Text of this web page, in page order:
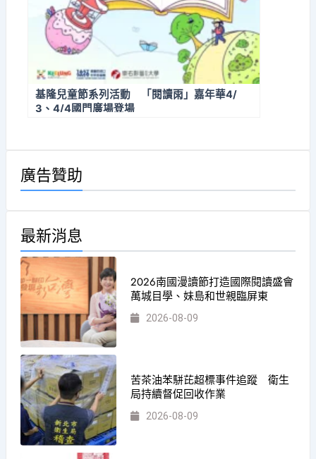
基隆兒童節系列活動 「閱讀雨」嘉年華4/
3、4/4國門廣場登場
廣告贊助
最新消息
2026南國漫讀節打造國際閱讀盛會
萬城目學、妹島和世親臨屏東
2026-08-09
苦茶油苯駢芘超標事件追蹤 衛生
局持續督促回收作業
2026-08-09